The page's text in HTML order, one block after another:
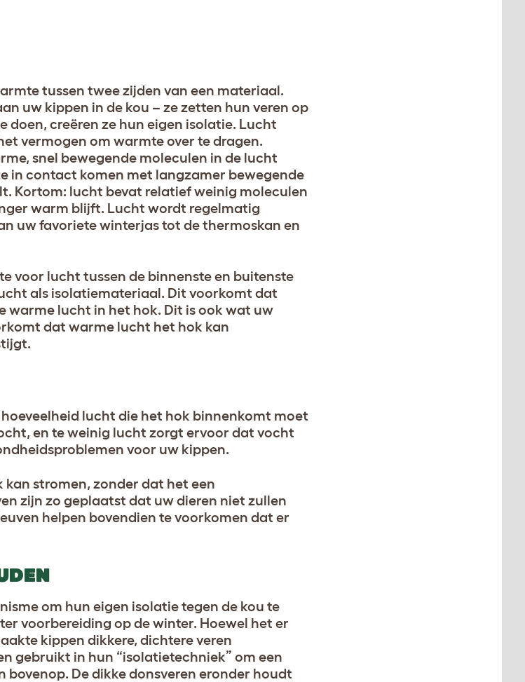
tussen twee zijden van een materiaal.
uw kippen in de kou – ze zetten hun veren op
doen, creëren ze hun eigen isolatie. Lucht
vermogen om warmte over te dragen.
snel bewegende moleculen in de lucht
in contact komen met langzamer bewegende
Kortom: lucht bevat relatief weinig moleculen
warm blijft. Lucht wordt regelmatig
uw favoriete winterjas tot de thermoskan en
voor lucht tussen de binnenste en buitenste
als isolatiemateriaal. Dit voorkomt dat
warme lucht in het hok. Dit is ook wat uw
dat warme lucht het hok kan
lucht die het hok binnenkomt moet
en te weinig lucht zorgt ervoor dat vocht
voor uw kippen.
kan stromen, zonder dat het een
zijn zo geplaatst dat uw dieren niet zullen
helpen bovendien te voorkomen dat er
om hun eigen isolatie tegen de kou te
voorbereiding op de winter. Hoewel het er
kippen dikkere, dichtere veren
gebruikt in hun “isolatietechniek” om een
bovenop. De dikke donsveren eronder houdt